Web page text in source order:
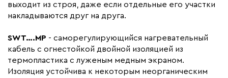
Минимальный радиус изгиба (мм)
выходит из строя, даже если отдельные его участки
накладываются друг на друга.
SWT….MP - саморегулирующийся нагревательный
кабель с огнестойкой двойной изоляцией из
термопластика с луженым медным экраном.
Изоляция устойчива к некоторым неорганическим